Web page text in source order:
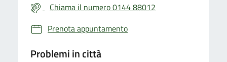
Chiama il numero 0144 88012
Prenota appuntamento
Problemi in città